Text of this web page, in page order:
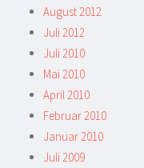
August 2012
Juli 2012
Juli 2010
Mai 2010
April 2010
Februar 2010
Januar 2010
Juli 2009